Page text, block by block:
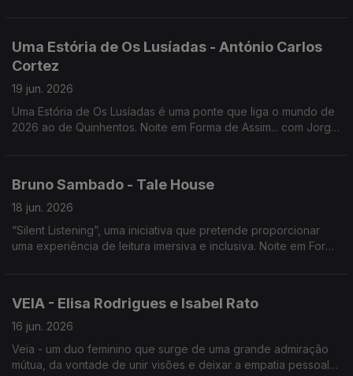
Uma Estória de Os Lusíadas - António Carlos
Cortez
19 jun. 2026
Uma Estória de Os Lusíadas é uma ponte que liga o mundo de
2026 ao de Quinhentos. Noite em Forma de Assim... com Jorge
Bruno Sambado - Tale House
18 jun. 2026
“Silent Listening”, uma iniciativa que pretende proporcionar
uma experiência de leitura imersiva e inclusiva. Noite em Forma
VEIA - Elisa Rodrigues e Isabel Rato
16 jun. 2026
Veia - um duo feminino que surge de uma grande admiração
mútua, da vontade de unir visões e deixar a empatia pessoal